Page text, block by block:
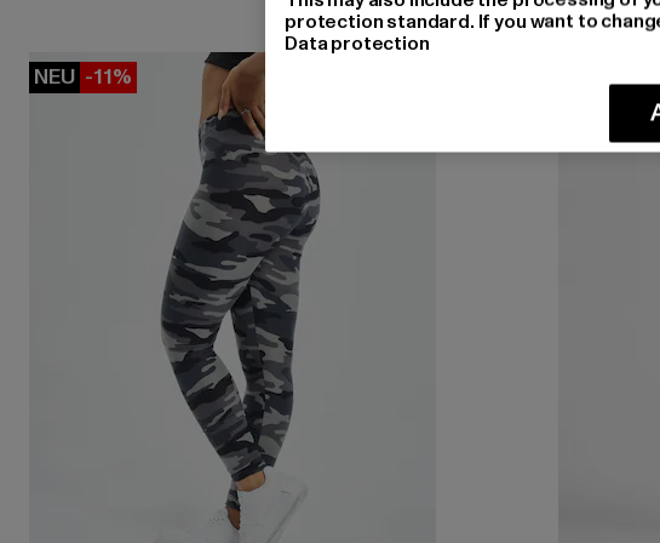
NEU -11% -
protection standard. If you want to
Data protection